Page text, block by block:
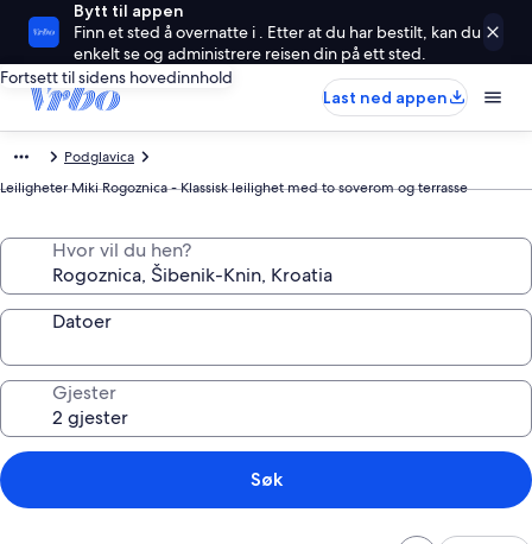
Bytt til appen
Finn et sted å overnatte i . Etter at du har bestilt, kan du
enkelt se og administrere reisen din på ett sted.
Fortsett til sidens hovedinnhold
Last ned appen
Podglavica
Leiligheter Miki Rogoznica - Klassisk leilighet med to soverom og terrasse
Hvor vil du hen?
Datoer
Gjester
Søk